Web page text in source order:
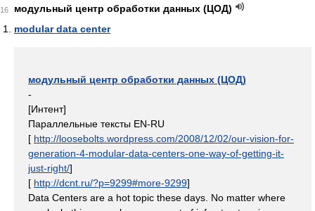
16
модульный центр обработки данных (ЦОД)
modular data center
модульный центр обработки данных (ЦОД)
-
[Интент]
Параллельные тексты EN-RU
[ http://loosebolts.wordpress.com/2008/12/02/our-vision-for-
generation-4-modular-data-centers-one-way-of-getting-it-
just-right/]
[ http://dcnt.ru/?p=9299#more-9299]
Data Centers are a hot topic these days. No matter where